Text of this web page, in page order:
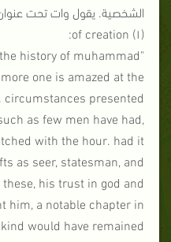
of creation (۱):
history of muhammad
one is amazed at the
presented
as few men have had,
with the hour. had it
as seer, statesman, and
his trust in god and
him, a notable chapter in
would have remained